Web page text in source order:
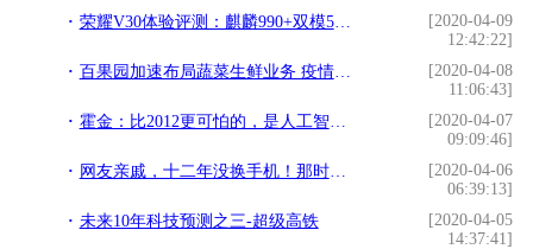
荣耀V30体验评测：麒麟990+双模5G，一款各方面都很稳的5G真旗舰
[2020-04-09
12:42:22]
百果园加速布局蔬菜生鲜业务 疫情下自营电商呈2.5倍增长
[2020-04-08
11:06:43]
霍金：比2012更可怕的，是人工智能？
[2020-04-07
09:09:46]
网友亲戚，十二年没换手机！那时候的机子质量真是高啊
[2020-04-06
06:39:13]
未来10年科技预测之三-超级高铁
[2020-04-05
14:37:41]